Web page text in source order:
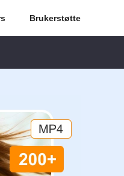
Brukerstøtte